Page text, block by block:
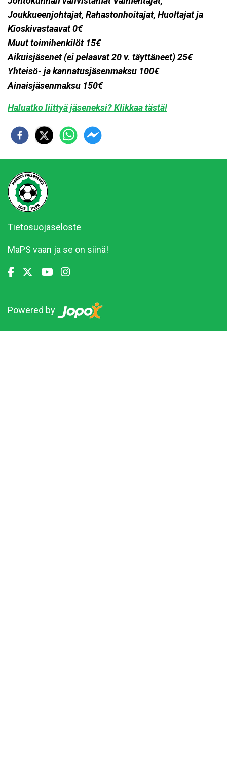
Joukkueenjohtajat, Rahastonhoitajat, Huoltajat ja
Kioskivastaavat 0€
Muut toimihenkilöt 15€
Aikuisjäsenet (ei pelaavat 20 v. täyttäneet) 25€
Yhteisö- ja kannatusjäsenmaksu 100€
Ainaisjäsenmaksu 150€
Haluatko liittyä jäseneksi? Klikkaa tästä!
Tietosuojaseloste
MaPS vaan ja se on siinä!
Powered by